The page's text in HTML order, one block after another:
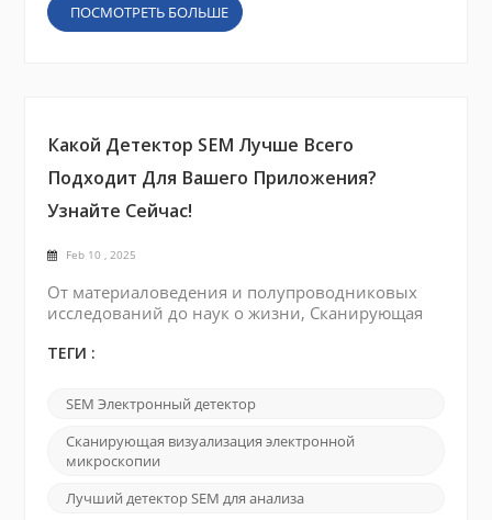
ПОСМОТРЕТЬ БОЛЬШЕ
Какой Детектор SEM Лучше Всего
Подходит Для Вашего Приложения?
Узнайте Сейчас!
Feb 10 , 2025
От материаловедения и полупроводниковых
исследований до наук о жизни, Сканирующая
различных отраслях. Ключ к раскрытию всего
лучшего электронного детектора для вашего
конкретного применения. В этом блоге мы
рассмотрим различные типы детекторов
электронов, обсудим их типичные приложения
ТЕГИ :
SEM Электронный детектор
Сканирующая визуализация электронной
микроскопии
Лучший детектор SEM для анализа